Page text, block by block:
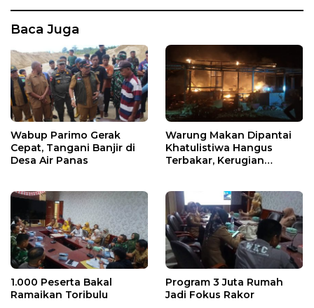
Baca Juga
Wabup Parimo Gerak
Cepat, Tangani Banjir di
Desa Air Panas
Warung Makan Dipantai
Khatulistiwa Hangus
Terbakar, Kerugian
1.000 Peserta Bakal
Ramaikan Toribulu
Program 3 Juta Rumah
Jadi Fokus Rakor